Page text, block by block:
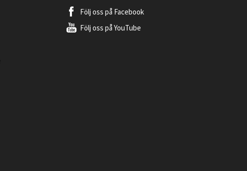
Följ oss på Facebook
Följ oss på YouTube